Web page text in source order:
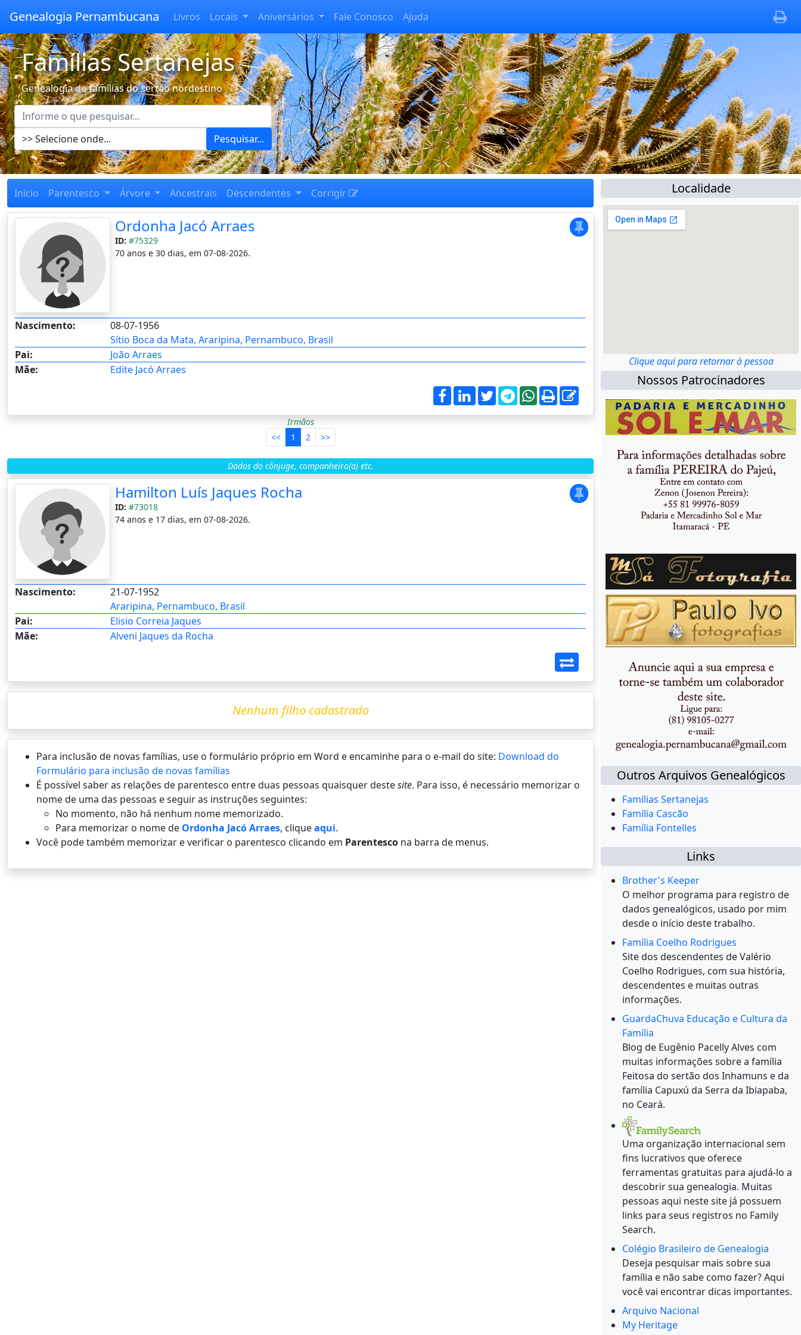
Genealogia Pernambucana Livros Locais Aniversários Fale Conosco Ajuda
Famílias Sertanejas
Genealogia de famílias do sertão nordestino
Pesquisar...
Início Parentesco Árvore Ancestrais Descendentes Corrigir
Ordonha Jacó Arraes
ID: #75329
70 anos e 30 dias, em 07-08-2026.
Nascimento:
08-07-1956
Sítio Boca da Mata, Araripina, Pernambuco, Brasil
Pai:
João Arraes
Mãe:
Edite Jacó Arraes
Irmãos
<<
1 2 >>
Dados do cônjuge, companheiro(a) etc.
Hamilton Luís Jaques Rocha
ID: #73018
74 anos e 17 dias, em 07-08-2026.
Nascimento:
21-07-1952
Araripina, Pernambuco, Brasil
Pai:
Elisio Correia Jaques
Mãe:
Alveni Jaques da Rocha
Nenhum filho cadastrado
Para inclusão de novas famílias, use o formulário próprio em Word e encaminhe para o e-mail do site: Download do
Formulário para inclusão de novas famílias
É possí­vel saber as relações de parentesco entre duas pessoas quaisquer destesite. Para isso, é necessário memorizar o
nome de uma das pessoas e seguir as instruções seguintes:
No momento, não há nenhum nome memorizado.
Para memorizar o nome de Ordonha Jacó Arraes, cliqueaqui.
Você pode também memorizar e verificar o parentesco clicando em Parentesco na barra de menus.
Localidade
Clique aqui para retornar à pessoa
Nossos Patrocinadores
Outros Arquivos Genealógicos
Famílias Sertanejas
Família Cascão
Família Fontelles
Links
Brother's Keeper
O melhor programa para registro de
dados genealógicos, usado por mim
desde o início deste trabalho.
Família Coelho Rodrigues
Site dos descendentes de Valério
Coelho Rodrigues, com sua história,
descendentes e muitas outras
informações.
GuardaChuva Educação e Cultura da
Família
Blog de Eugênio Pacelly Alves com
muitas informações sobre a família
Feitosa do sertão dos Inhamuns e da
família Capuxú da Serra da Ibiapaba,
no Ceará.
Uma organização internacional sem
fins lucrativos que oferece
ferramentas gratuitas para ajudá-lo a
descobrir sua genealogia. Muitas
pessoas aqui neste site já possuem
links para seus registros no Family
Search.
Colégio Brasileiro de Genealogia
Deseja pesquisar mais sobre sua
família e não sabe como fazer? Aqui
você vai encontrar dicas importantes.
Arquivo Nacional
My Heritage